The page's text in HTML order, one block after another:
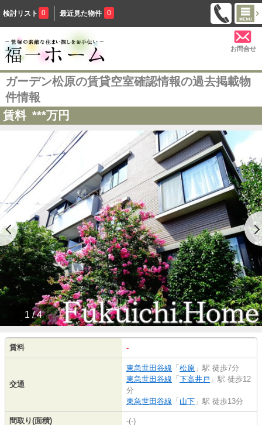
検討リスト 0 最近見た物件 0
お問合せ
ガーデン松原の賃貸空室確認情報の過去掲載物
件情報
賃料 ***万円
1 / 4
賃料 -
交通
東急世田谷線 「 松原 」駅 徒歩7分
東急世田谷線 「 下高井戸 」駅 徒歩12
分
東急世田谷線 「 山下 」駅 徒歩13分
間取り(面積) -(-)